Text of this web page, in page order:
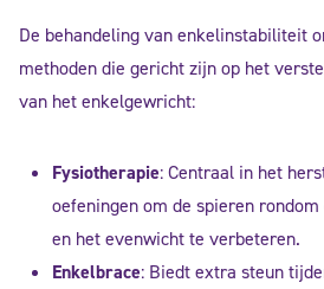
De behandeling van enkelinstabiliteit
methoden die gericht zijn op het
van het enkelgewricht:
Fysiotherapie: Centraal in het
oefeningen om de spieren
en het evenwicht te verbeteren.
Enkelbrace: Biedt extra steun